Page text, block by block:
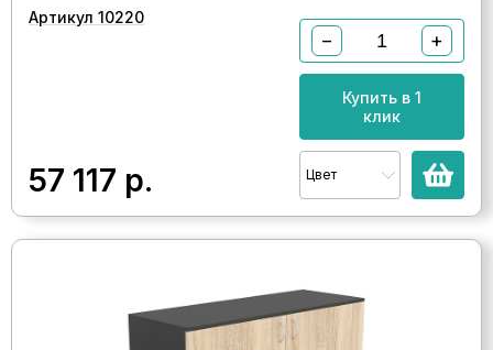
Артикул 10220
57 117 р.
− +
Купить в 1
клик
Цвет